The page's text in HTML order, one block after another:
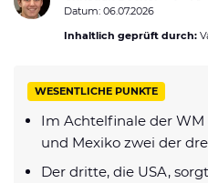
Kontakt
Schreiber gesucht
Glücksspiel-Regulierung in
Haftungsausschluss
Datenschutzerklärung
Shop
Datum: 06.07.2026
Inhaltlich geprüft durch:
WESENTLICHE PUNKTE
Im Achtelfinale der
und Mexiko zwei der
Der dritte, die USA,